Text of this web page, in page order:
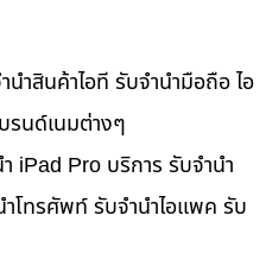
ำสินค้าไอที รับจำนำมือถือ ไอ
รนด์เนมต่างๆ
iPad Pro บริการ รับจำนำ
โทรศัพท์ รับจำนำไอแพค รับ